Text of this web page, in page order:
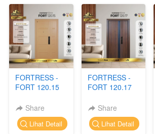
FORTRESS -
FORT 120.15
Share
` Lihat Detail
FORTRESS -
FORT 120.17
Share
` Lihat Detail